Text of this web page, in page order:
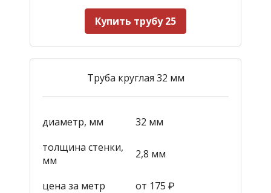
Купить трубу 25
Труба круглая 32 мм
диаметр, мм
32 мм
толщина стенки,
мм
2,8 мм
цена за метр от 175 ₽